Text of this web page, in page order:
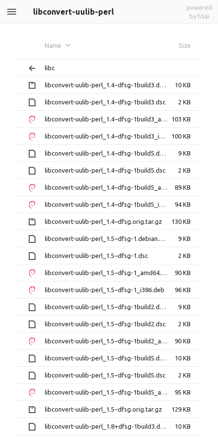
libconvert-uulib-perl
powered
by h5ai
Name Size
libc
libconvert-uulib-perl_1.4~dfsg-1build3.debian.tar.gz 10 KB
libconvert-uulib-perl_1.4~dfsg-1build3.dsc 2 KB
libconvert-uulib-perl_1.4~dfsg-1build3_amd64.deb 103 KB
libconvert-uulib-perl_1.4~dfsg-1build3_i386.deb 100 KB
libconvert-uulib-perl_1.4~dfsg-1build5.debian.tar.xz 9 KB
libconvert-uulib-perl_1.4~dfsg-1build5.dsc 2 KB
libconvert-uulib-perl_1.4~dfsg-1build5_amd64.deb 89 KB
libconvert-uulib-perl_1.4~dfsg-1build5_i386.deb 94 KB
libconvert-uulib-perl_1.4~dfsg.orig.tar.gz 130 KB
libconvert-uulib-perl_1.5~dfsg-1.debian.tar.xz 9 KB
libconvert-uulib-perl_1.5~dfsg-1.dsc 2 KB
libconvert-uulib-perl_1.5~dfsg-1_amd64.deb 90 KB
libconvert-uulib-perl_1.5~dfsg-1_i386.deb 96 KB
libconvert-uulib-perl_1.5~dfsg-1build2.debian.tar.xz 9 KB
libconvert-uulib-perl_1.5~dfsg-1build2.dsc 2 KB
libconvert-uulib-perl_1.5~dfsg-1build2_amd64.deb 90 KB
libconvert-uulib-perl_1.5~dfsg-1build5.debian.tar.xz 10 KB
libconvert-uulib-perl_1.5~dfsg-1build5.dsc 2 KB
libconvert-uulib-perl_1.5~dfsg-1build5_amd64.deb 95 KB
libconvert-uulib-perl_1.5~dfsg.orig.tar.gz 129 KB
libconvert-uulib-perl_1.8+dfsg-1build3.debian.tar.xz 10 KB